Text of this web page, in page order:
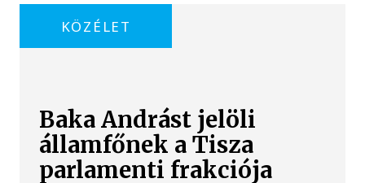
KÖZÉLET
Baka Andrást jelöli
államfőnek a Tisza
parlamenti frakciója